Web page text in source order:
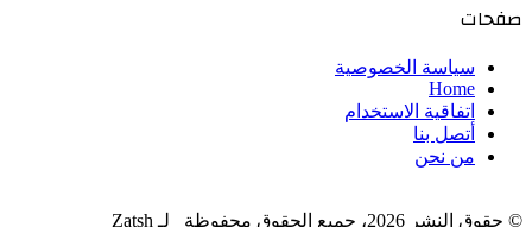
صفحات
سياسة الخصوصية
Home
اتفاقية الاستخدام
أتصل بنا
من نحن
© حقوق النشر 2026، جميع الحقوق محفوظة لـ Zatsh